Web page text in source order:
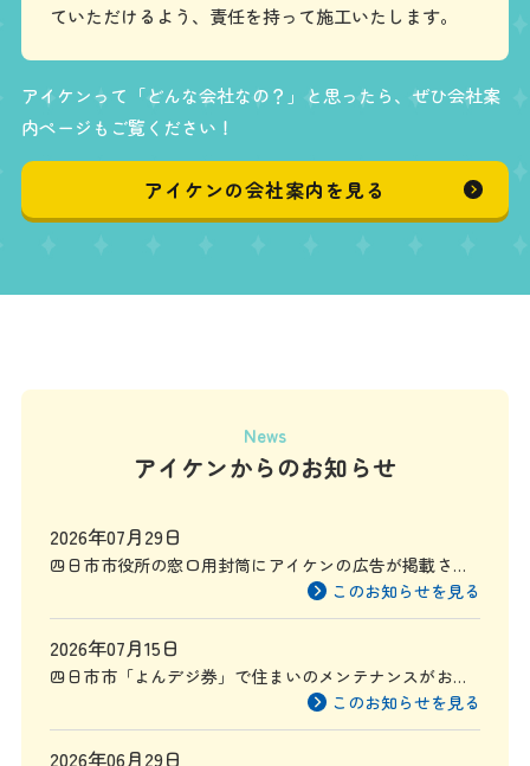
ていただけるよう、責任を持って施工いたします。
アイケンって「どんな会社なの？」と思ったら、ぜひ会社案
内ページもご覧ください！
アイケンの会社案内を見る
News
アイケンからのお知らせ
2026年07月29日
四日市市役所の窓口用封筒にアイケンの広告が掲載され
このお知らせを見る
2026年07月15日
四日市市「よんデジ券」で住まいのメンテナンスがお得
このお知らせを見る
2026年06月29日